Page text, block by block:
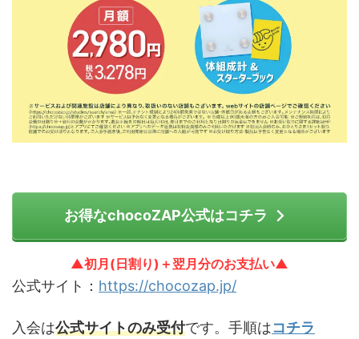
お得なchocoZAP公式はコチラ
▲初月(日割り)＋翌月分のお支払い▲
公式サイト： https://chocozap.jp/
入会は公式サイトのみ受付です。手順はコチラ